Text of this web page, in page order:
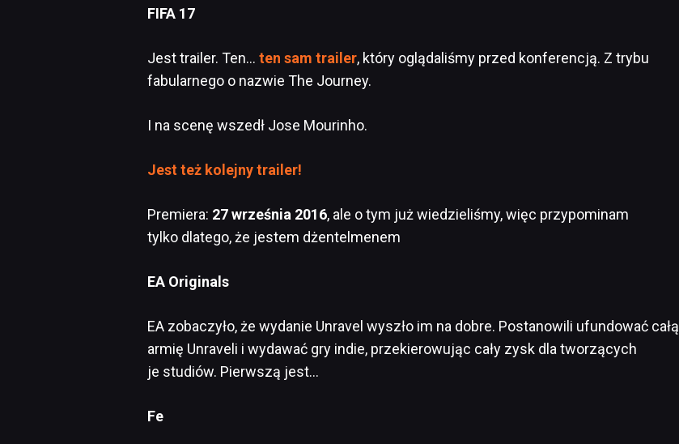
FIFA 17
Jest trailer. Ten… ten sam trailer, który oglądaliśmy przed konferencją. Z trybu
fabularnego o nazwie The Journey.
I na scenę wszedł Jose Mourinho.
Jest też kolejny trailer!
Premiera: 27 września 2016, ale o tym już wiedzieliśmy, więc przypominam
tylko dlatego, że jestem dżentelmenem
EA Originals
EA zobaczyło, że wydanie Unravel wyszło im na dobre. Postanowili ufundować całą
armię Unraveli i wydawać gry indie, przekierowując cały zysk dla tworzących
je studiów. Pierwszą jest…
Fe